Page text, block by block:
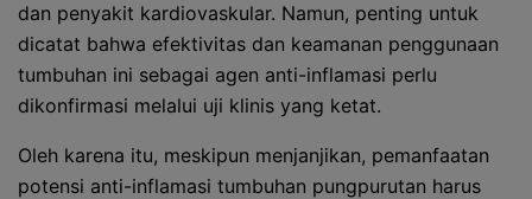
dan penyakit kardiovaskular. Namun, penting untuk
dicatat bahwa efektivitas dan keamanan penggunaan
tumbuhan ini sebagai agen anti-inflamasi perlu
dikonfirmasi melalui uji klinis yang ketat.
Oleh karena itu, meskipun menjanjikan, pemanfaatan
potensi anti-inflamasi tumbuhan pungpurutan harus